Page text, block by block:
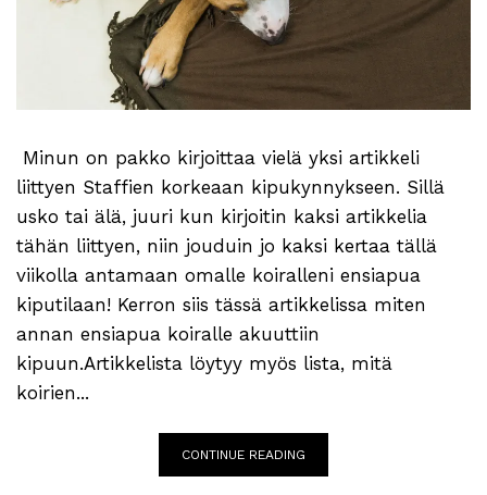
Minun on pakko kirjoittaa vielä yksi artikkeli
liittyen Staffien korkeaan kipukynnykseen. Sillä
usko tai älä, juuri kun kirjoitin kaksi artikkelia
tähän liittyen, niin jouduin jo kaksi kertaa tällä
viikolla antamaan omalle koiralleni ensiapua
kiputilaan! Kerron siis tässä artikkelissa miten
annan ensiapua koiralle akuuttiin
kipuun.Artikkelista löytyy myös lista, mitä
koirien...
CONTINUE READING